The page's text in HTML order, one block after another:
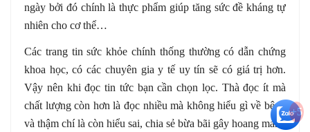
ngày bởi đó chính là thực phẩm giúp tăng sức đề kháng tự
nhiên cho cơ thể…
Các trang tin sức khỏe chính thống thường có dẫn chứng
khoa học, có các chuyên gia y tế uy tín sẽ có giá trị hơn.
Vậy nên khi đọc tin tức bạn cần chọn lọc. Thà đọc ít mà
chất lượng còn hơn là đọc nhiều mà không hiểu gì về bệnh
và thậm chí là còn hiểu sai, chia sẻ bừa bãi gây hoang mang
+5